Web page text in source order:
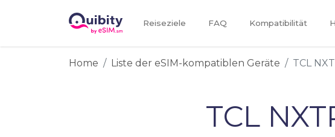
Reiseziele FAQ Kompatibilität
Home Liste der eSIM-kompatiblen Geräte TCL
TCL